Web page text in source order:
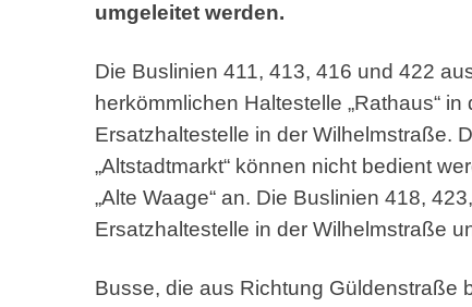
umgeleitet werden.
Die Buslinien 411, 413, 416 und 422
herkömmlichen Haltestelle „Rathaus“
Ersatzhaltestelle in der Wilhelmstraße.
„Altstadtmarkt“ können nicht bedient
„Alte Waage“ an. Die Buslinien 418,
Ersatzhaltestelle in der Wilhelmstraße
Busse, die aus Richtung Güldenstraße